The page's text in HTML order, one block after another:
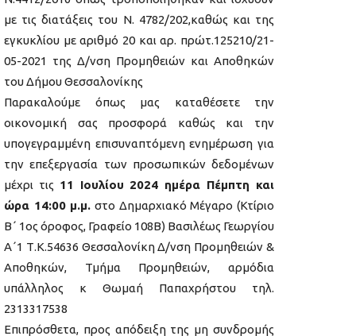
με τις διατάξεις του Ν. 4782/202,καθώς και της
εγκυκλίου με αριθμό 20 και αρ. πρώτ.125210/21-
05-2021 της Δ/νση Προμηθειών και Αποθηκών
του Δήμου Θεσσαλονίκης
Παρακαλούμε όπως μας καταθέσετε την
οικονομική σας προσφορά καθώς και την
υπογεγραμμένη επισυναπτόμενη ενημέρωση για
την επεξεργασία των προσωπικών δεδομένων
μέχρι τις 11 Ιουλίου 2024 ημέρα Πέμπτη και
ώρα 14:00 μ.μ. στο Δημαρχιακό Μέγαρο (Κτίριο
Β΄ 1ος όροφος, Γραφείο 108Β) Βασιλέως Γεωργίου
Α΄1 Τ.Κ.54636 Θεσσαλονίκη Δ/νση Προμηθειών &
Αποθηκών, Τμήμα Προμηθειών, αρμόδια
υπάλληλος κ Θωμαή Παπαχρήστου τηλ.
2313317538
Επιπρόσθετα, προς απόδειξη της μη συνδρομής